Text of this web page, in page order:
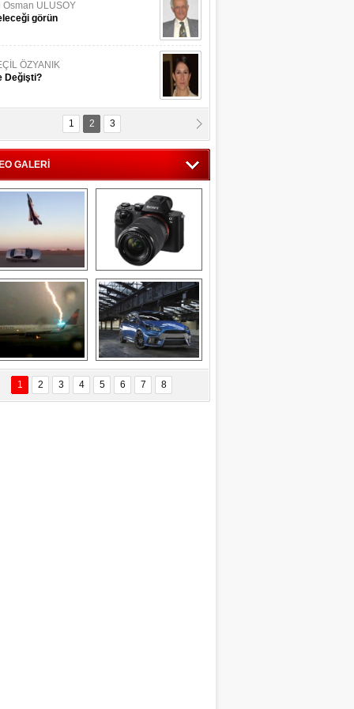
Osman ULUSOY
görün
ÖZYANIK
Değişti?
KÖYATASI
Vatan !
1 2 3
GALERİ
Savaş uçağı
pilotundan
muhteşem gösteri
Sony Alpha 7R II ön
inceleme
Delta uçağına
yıldırım çarptı
Ford Focus RS
(2015)
1 2 3 4 5 6 7 8